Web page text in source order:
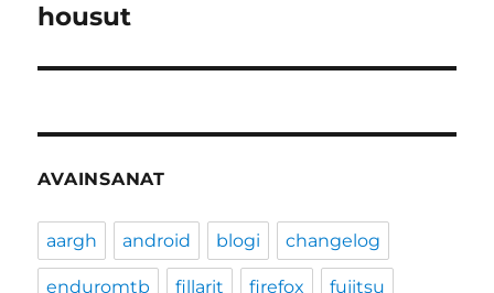
artikkeli:
housut
AVAINSANAT
aargh android blogi changelog
enduromtb fillarit firefox fujitsu